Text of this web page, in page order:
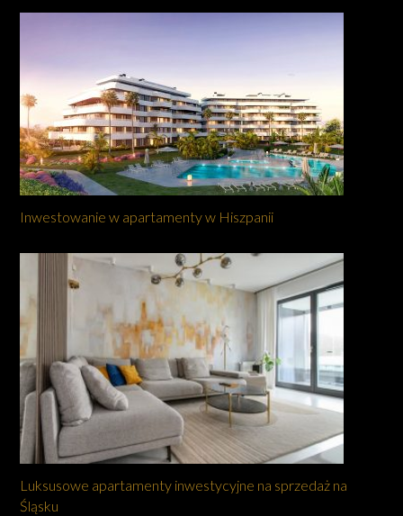
Inwestowanie w apartamenty w Hiszpanii
Luksusowe apartamenty inwestycyjne na sprzedaż na
Śląsku